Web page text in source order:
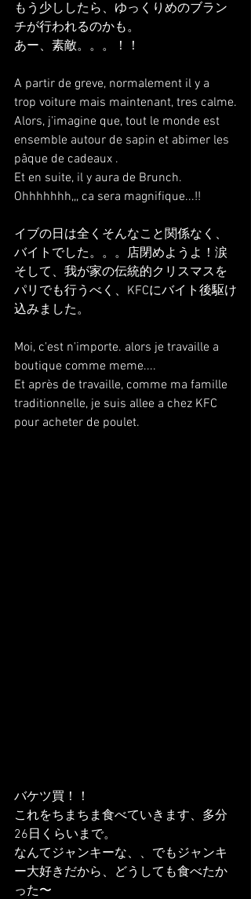
もう少ししたら、ゆっくりめのブラン
チが行われるのかも。
あー、素敵。。。！！
A partir de greve, normalement il y a
trop voiture mais maintenant, tres calme.
Alors, j'imagine que, tout le monde est
ensemble autour de sapin et abimer les
pâque de cadeaux .
Et en suite, il y aura de Brunch.
Ohhhhhhh,,, ca sera magnifique...!!
イブの日は全くそんなこと関係なく、
バイトでした。。。店閉めようよ！涙
そして、我が家の伝統的クリスマスを
パリでも行うべく、KFCにバイト後駆け
込みました。
Moi, c'est n'importe. alors je travaille a
boutique comme meme....
Et après de travaille, comme ma famille
traditionnelle, je suis allee a chez KFC
pour acheter de poulet.
バケツ買！！
これをちまちま食べていきます、多分
26日くらいまで。
なんてジャンキーな、、でもジャンキ
ー大好きだから、どうしても食べたか
った〜